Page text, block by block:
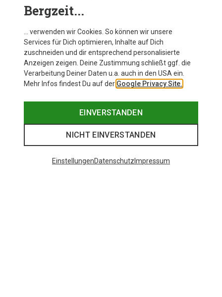
Du sparst 16%Bergzeit...
… verwenden wir Cookies. So können wir unsere
Services für Dich optimieren, Inhalte auf Dich
zuschneiden und dir entsprechend personalisierte
Anzeigen zeigen. Deine Zustimmung schließt ggf. die
Verarbeitung Deiner Daten u.a. auch in den USA ein.
Mehr Infos findest Du auf der Google Privacy Site.
EINVERSTANDEN
NICHT EINVERSTANDEN
EinstellungenDatenschutz Impressum